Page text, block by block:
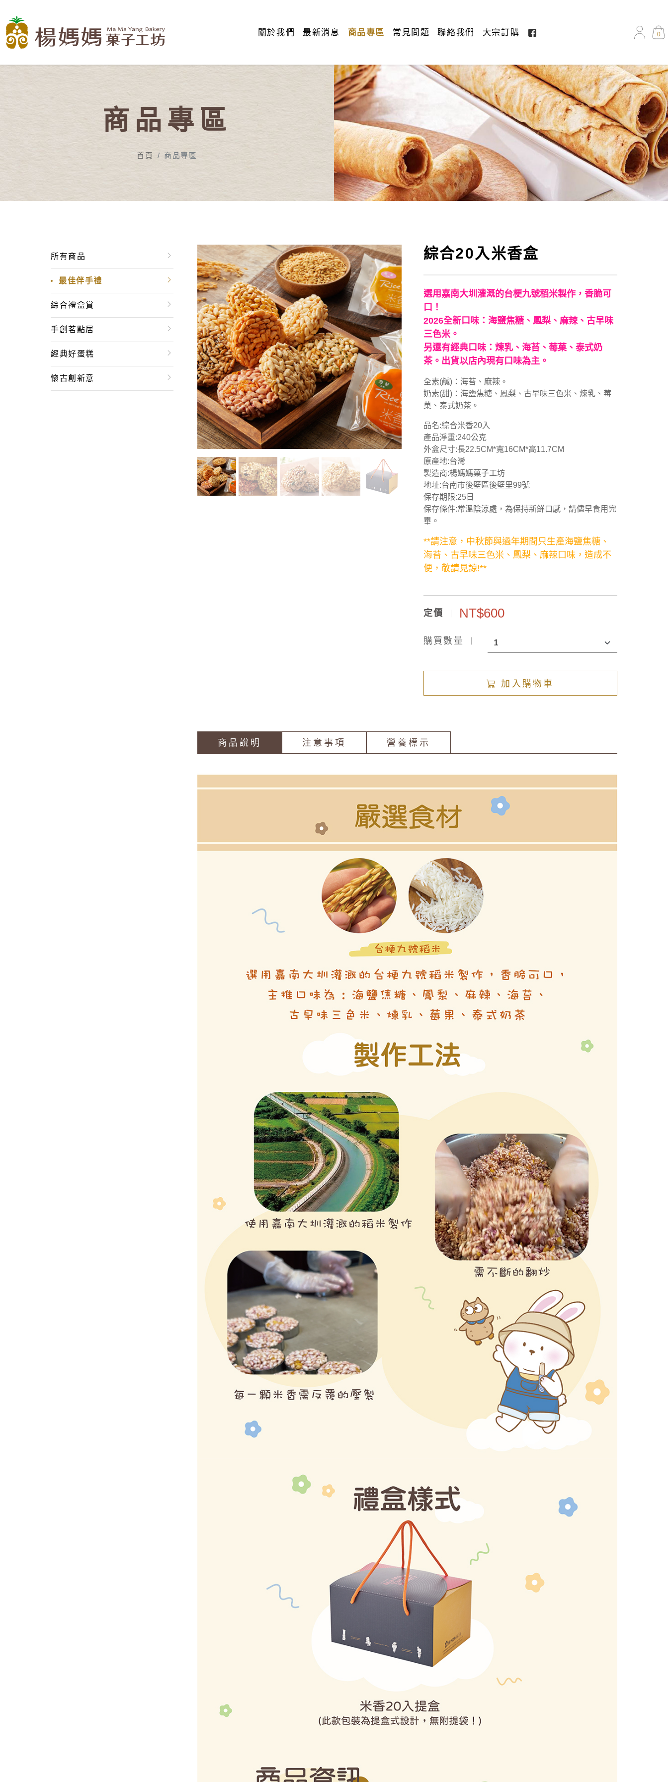
關於我們 最新消息 商品專區 常見問題 聯絡我們 大宗訂購 0
商品專區
首頁 商品專區
所有商品
最佳伴手禮
綜合禮盒賞
手創茗點居
經典好蛋糕
懷古創新意
綜合20入米香盒
選用嘉南大圳灌溉的台梗九號稻米製作，香脆可
口！
2026全新口味：海鹽焦糖、鳳梨、麻辣、古早味
三色米。
另還有經典口味：煉乳、海苔、莓菓、泰式奶
茶。出貨以店內現有口味為主。
全素(鹹)：海苔、麻辣。
奶素(甜)：海鹽焦糖、鳳梨、古早味三色米、煉乳、莓
菓、泰式奶茶。
品名:綜合米香20入
產品淨重:240公克
外盒尺寸:長22.5CM*寬16CM*高11.7CM
原產地:台灣
製造商:楊媽媽菓子工坊
地址:台南市後壁區後壁里99號
保存期限:25日
保存條件:常溫陰涼處，為保持新鮮口感，請儘早食用完
畢。
**請注意，中秋節與過年期間只生產海鹽焦糖、
海苔、古早味三色米、鳳梨、麻辣口味，造成不
便，敬請見諒!**
定價 NT$600
購買數量
加入購物車
商品說明 注意事項 營養標示